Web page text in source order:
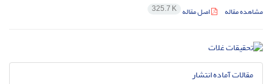
مشاهده مقاله اصل مقاله 325.7 K
مقالات آماده انتشار